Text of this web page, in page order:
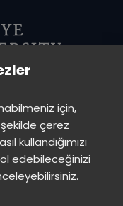
için,
şekilde çerez
kullandığımızı
edebileceğinizi
Azerbaijan
Sarıyer / Istanbul
Neighborhood, Teyyareci
34010